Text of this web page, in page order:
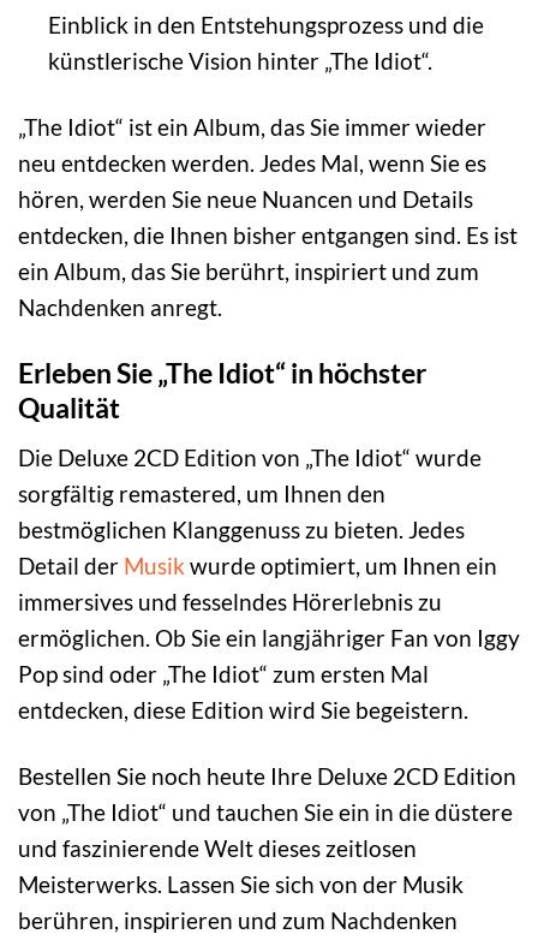
Einblick in den Entstehungsprozess und die
künstlerische Vision hinter „The Idiot“.
„The Idiot“ ist ein Album, das Sie immer wieder
neu entdecken werden. Jedes Mal, wenn Sie es
hören, werden Sie neue Nuancen und Details
entdecken, die Ihnen bisher entgangen sind. Es ist
ein Album, das Sie berührt, inspiriert und zum
Nachdenken anregt.
Erleben Sie „The Idiot“ in höchster
Qualität
Die Deluxe 2CD Edition von „The Idiot“ wurde
sorgfältig remastered, um Ihnen den
bestmöglichen Klanggenuss zu bieten. Jedes
Detail der Musik wurde optimiert, um Ihnen ein
immersives und fesselndes Hörerlebnis zu
ermöglichen. Ob Sie ein langjähriger Fan von Iggy
Pop sind oder „The Idiot“ zum ersten Mal
entdecken, diese Edition wird Sie begeistern.
Bestellen Sie noch heute Ihre Deluxe 2CD Edition
von „The Idiot“ und tauchen Sie ein in die düstere
und faszinierende Welt dieses zeitlosen
Meisterwerks. Lassen Sie sich von der Musik
berühren, inspirieren und zum Nachdenken